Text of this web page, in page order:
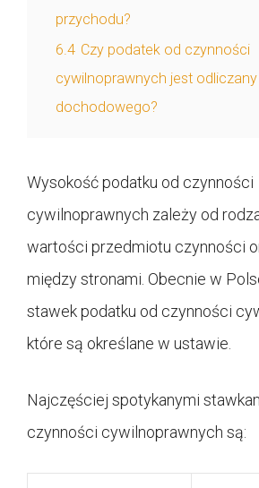
przychodu?
6.4 Czy podatek od czynności
cywilnoprawnych jest
dochodowego?
Wysokość podatku od czynności
cywilnoprawnych zależy od
wartości przedmiotu czynności
między stronami. Obecnie w
stawek podatku od czynności
które są określane w ustawie.
Najczęściej spotykanymi
czynności cywilnoprawnych są: